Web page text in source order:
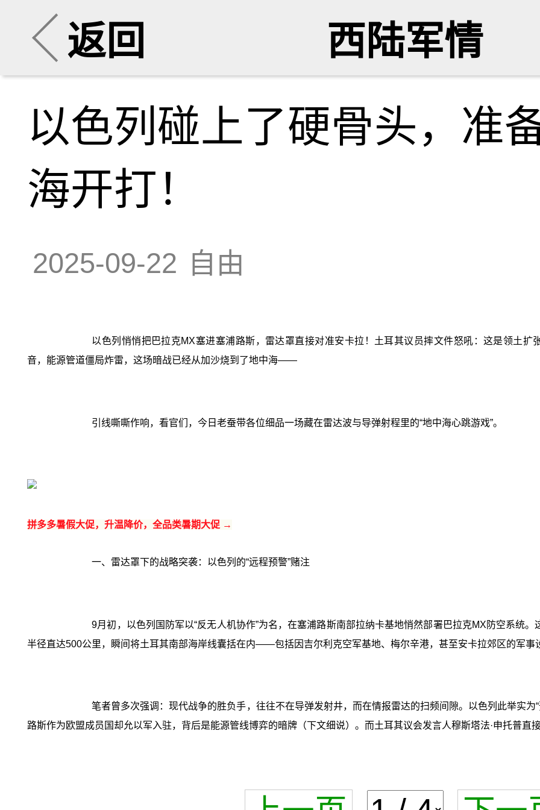
返回 西陆军情
以色列碰上了硬骨头，准
海开打！
2025-09-22 自由
以色列悄悄把巴拉克MX塞进塞浦路斯，雷达罩直接对准安卡拉！土耳其议员摔文件怒吼：这是领土
音，能源管道僵局炸雷，这场暗战已经从加沙烧到了地中海——
引线嘶嘶作响，看官们，今日老蚕带各位细品一场藏在雷达波与导弹射程里的“地中海心跳游戏”。
拼多多暑假大促，升温降价，全品类暑期大促 →
一、雷达罩下的战略突袭：以色列的“远程预警”赌注
9月初，以色列国防军以“反无人机协作”为名，在塞浦路斯南部拉纳卡基地悄然部署巴拉克MX防空系统
半径直达500公里，瞬间将土耳其南部海岸线囊括在内——包括因吉尔利克空军基地、梅尔辛港，甚至安卡拉郊区的军事
笔者曾多次强调：现代战争的胜负手，往往不在导弹发射井，而在情报雷达的扫频间隙。以色列此举实
路斯作为欧盟成员国却允以军入驻，背后是能源管线博弈的暗牌（下文细说）。而土耳其议会发言人穆斯塔法·申托普直